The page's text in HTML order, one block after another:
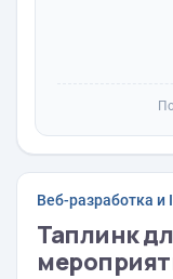
Веб-разработка и
Таплинк